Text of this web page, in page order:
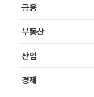
금융
부동산
산업
경제